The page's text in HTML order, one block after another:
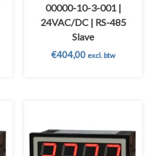
00000-10-3-001 |
24VAC/DC | RS-485
Slave
€404,00 excl. btw